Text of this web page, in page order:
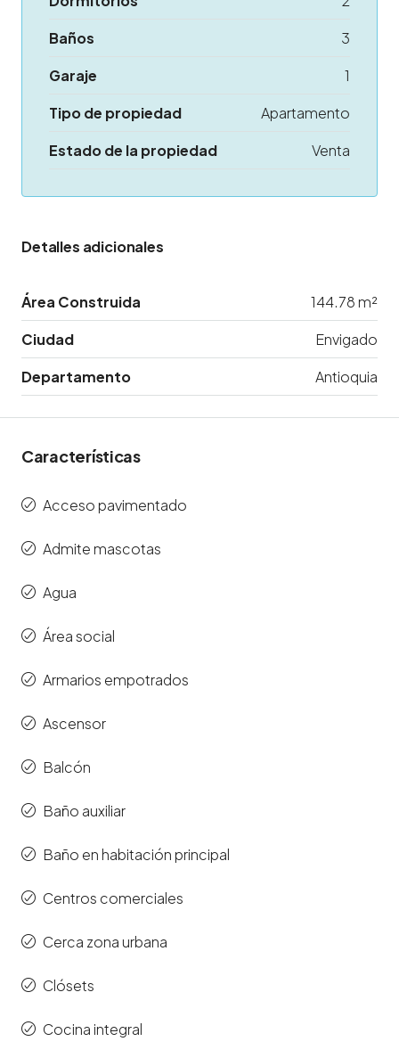
Baños
3
Garaje
1
Tipo de propiedad
Apartamento
Estado de la propiedad
Venta
Detalles adicionales
Área Construida
144.78 m²
Ciudad
Envigado
Departamento
Antioquia
Características
Acceso pavimentado
Admite mascotas
Agua
Área social
Armarios empotrados
Ascensor
Balcón
Baño auxiliar
Baño en habitación principal
Centros comerciales
Cerca zona urbana
Clósets
Cocina integral